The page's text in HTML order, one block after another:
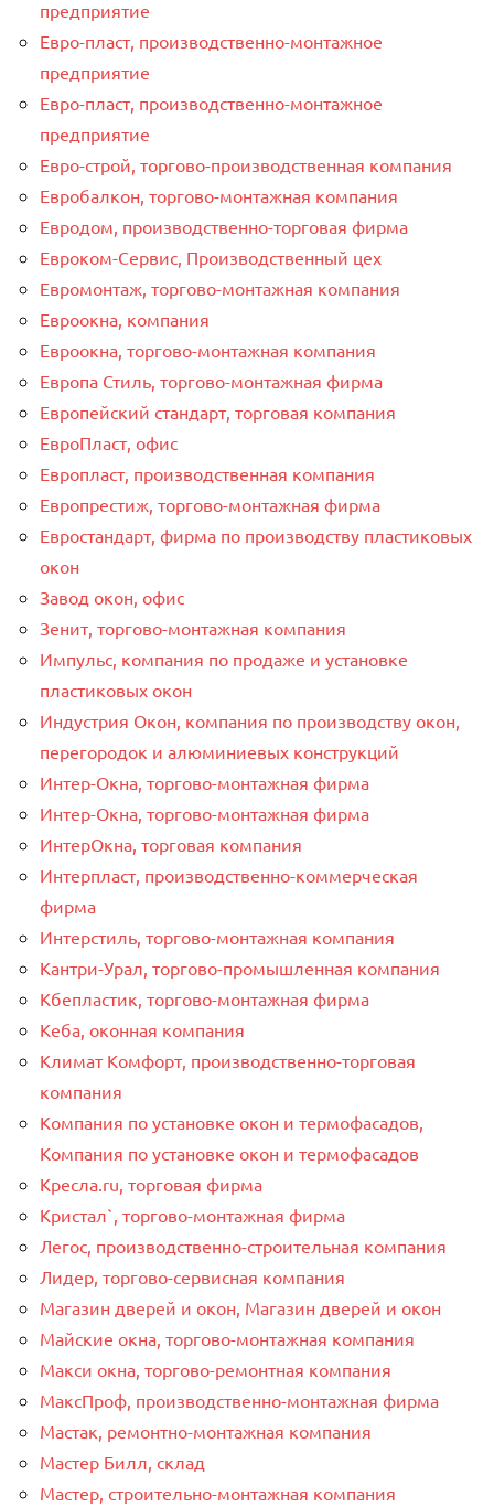
предприятие
Евро-пласт, производственно-монтажное
предприятие
Евро-пласт, производственно-монтажное
предприятие
Евро-строй, торгово-производственная компания
Евробалкон, торгово-монтажная компания
Евродом, производственно-торговая фирма
Евроком-Сервис, Производственный цех
Евромонтаж, торгово-монтажная компания
Евроокна, компания
Евроокна, торгово-монтажная компания
Европа Стиль, торгово-монтажная фирма
Европейский стандарт, торговая компания
ЕвроПласт, офис
Европласт, производственная компания
Европрестиж, торгово-монтажная фирма
Евростандарт, фирма по производству пластиковых
окон
Завод окон, офис
Зенит, торгово-монтажная компания
Импульс, компания по продаже и установке
пластиковых окон
Индустрия Окон, компания по производству окон,
перегородок и алюминиевых конструкций
Интер-Окнa, торгово-монтажная фирма
Интер-Окнa, торгово-монтажная фирма
ИнтерОкна, торговая компания
Интерпласт, производственно-коммерческая
фирма
Интерстиль, торгово-монтажная компания
Кантри-Урал, торгово-промышленная компания
Кбепластик, торгово-монтажная фирма
Кеба, оконная компания
Климат Комфорт, производственно-торговая
компания
Компания по установке окон и термофасадов,
Компания по установке окон и термофасадов
Кресла.ru, торговая фирма
Кристал`, торгово-монтажная фирма
Легос, производственно-строительная компания
Лидер, торгово-сервисная компания
Магазин дверей и окон, Магазин дверей и окон
Майские окна, торгово-монтажная компания
Макси окна, торгово-ремонтная компания
МаксПроф, производственно-монтажная фирма
Мастак, ремонтно-монтажная компания
Мастер Билл, склад
Мастер, строительно-монтажная компания